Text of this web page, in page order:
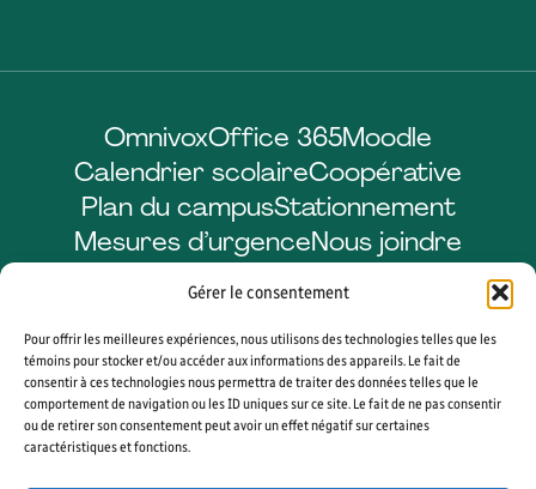
Gérer le consentement
Pour offrir les meilleures expériences, nous utilisons des technologies telles que les
témoins pour stocker et/ou accéder aux informations des appareils. Le fait de
consentir à ces technologies nous permettra de traiter des données telles que le
comportement de navigation ou les ID uniques sur ce site. Le fait de ne pas consentir
ou de retirer son consentement peut avoir un effet négatif sur certaines
caractéristiques et fonctions.
OmnivoxOffice 365Moodle
Calendrier scolaireCoopérative
Plan du campusStationnement
Mesures d’urgenceNous joindre
FacebookLinkedInInstagramYouTube
VORTEX SOLUTION